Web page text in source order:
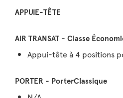
APPUIE-TÊTE
Appui-tête à 4 positions